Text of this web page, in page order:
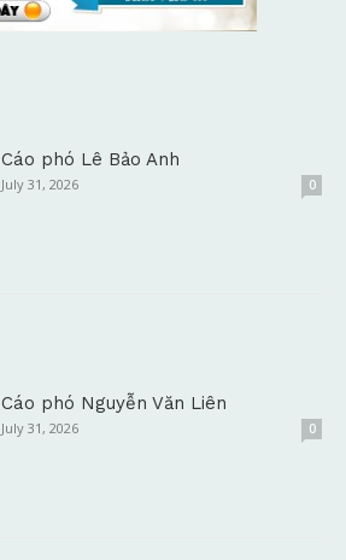
Cáo phó Lê Bảo Anh
July 31, 2026 0
Cáo phó Nguyễn Văn Liên
July 31, 2026 0